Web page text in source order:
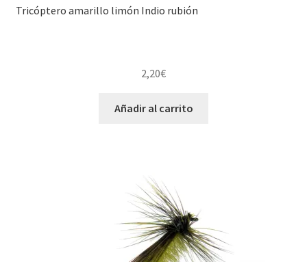
Tricóptero amarillo limón Indio rubión
2,20€
Añadir al carrito